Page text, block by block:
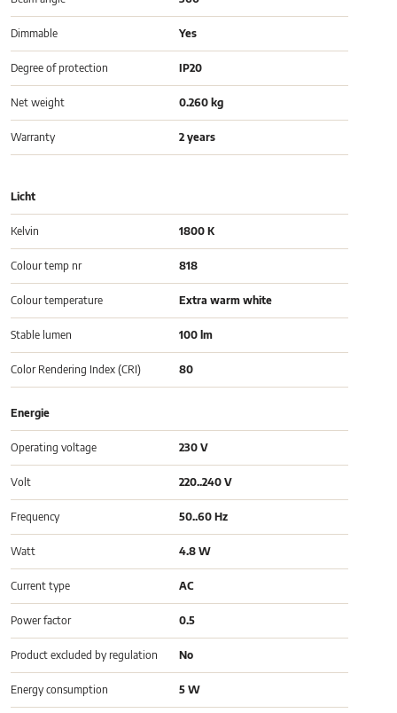
Dimmable Yes
Degree of protection IP20
Net weight 0.260 kg
Warranty 2 years
Licht
Kelvin 1800 K
Colour temp nr 818
Colour temperature Extra warm white
Stable lumen 100 lm
Color Rendering Index (CRI) 80
Energie
Operating voltage 230 V
Volt 220..240 V
Frequency 50..60 Hz
Watt 4.8 W
Current type AC
Power factor 0.5
Product excluded by regulation No
Energy consumption 5 W